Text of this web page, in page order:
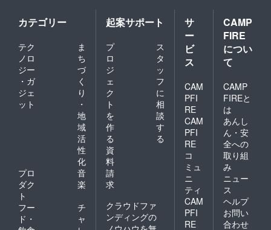
カテゴリー
テク
ノロ
ジー
・ガ
ジェ
ット
ま
ち
づ
く
り
・
地
域
活
性
化
プロ
ダク
ト
音
楽
フー
ド・
チ
ャ
起案サポート
プ
ロ
ジ
ェ
ク
ト
を
作
る
ス
タ
ッ
フ
に
相
談
す
る
資
料
請
求
クラウドファ
ンディングの
サ
ー
ビ
ス
CAM
PFI
RE
CAM
PFI
RE
コ
ミュ
ニ
ティ
CAM
PFI
RE
CAMP
FIRE
につい
て
CAMP
FIREと
は
あんし
ん・安
全への
取り組
み
ニュー
ス
ヘルプ
お問い
合わせ